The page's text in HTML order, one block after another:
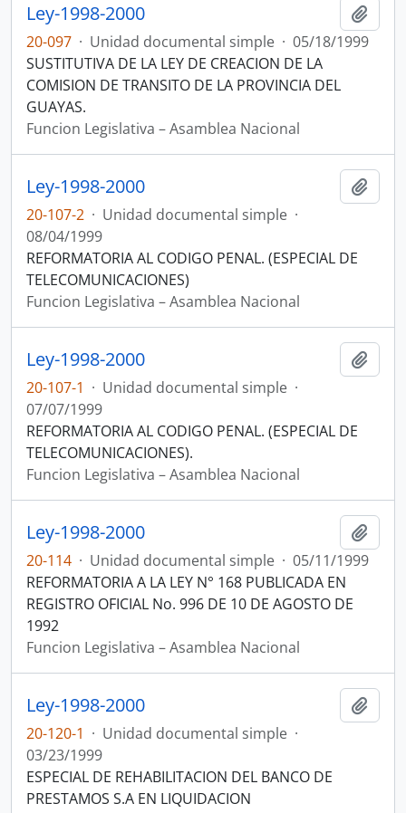
Ley-1998-2000
20-097 · Unidad documental simple · 05/18/1999
SUSTITUTIVA DE LA LEY DE CREACION DE LA
COMISION DE TRANSITO DE LA PROVINCIA DEL
GUAYAS.
Funcion Legislativa – Asamblea Nacional
Ley-1998-2000
20-107-2 · Unidad documental simple ·
08/04/1999
REFORMATORIA AL CODIGO PENAL. (ESPECIAL DE
TELECOMUNICACIONES)
Funcion Legislativa – Asamblea Nacional
Ley-1998-2000
20-107-1 · Unidad documental simple ·
07/07/1999
REFORMATORIA AL CODIGO PENAL. (ESPECIAL DE
TELECOMUNICACIONES).
Funcion Legislativa – Asamblea Nacional
Ley-1998-2000
20-114 · Unidad documental simple · 05/11/1999
REFORMATORIA A LA LEY N° 168 PUBLICADA EN
REGISTRO OFICIAL No. 996 DE 10 DE AGOSTO DE
1992
Funcion Legislativa – Asamblea Nacional
Ley-1998-2000
20-120-1 · Unidad documental simple ·
03/23/1999
ESPECIAL DE REHABILITACION DEL BANCO DE
PRESTAMOS S.A EN LIQUIDACION